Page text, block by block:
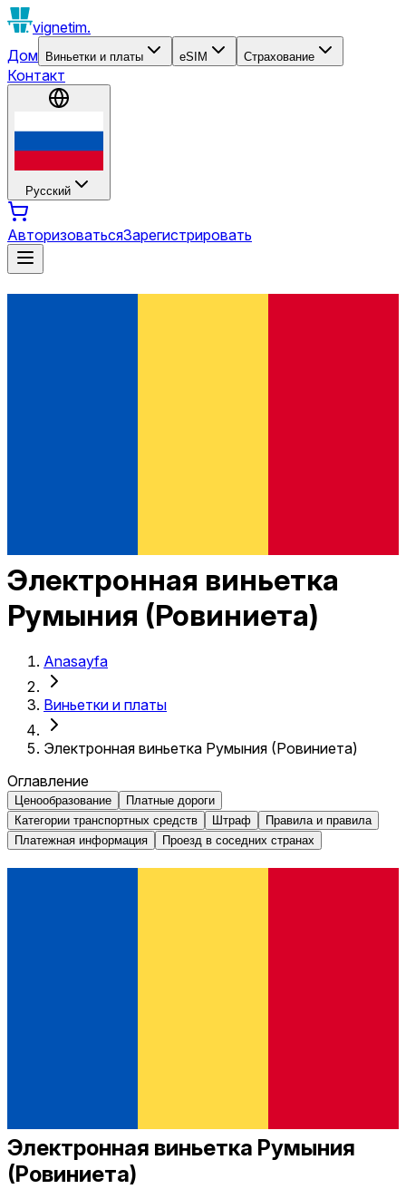
vignetim.
Дом
Виньетки и платы eSIM Страхование
Контакт
Русский
АвторизоватьсяЗарегистрировать
Электронная виньетка
Румыния (Ровиниета)
Anasayfa
Виньетки и платы
Электронная виньетка Румыния (Ровиниета)
Оглавление
Ценообразование
Платные дороги
Категории транспортных средств
Штраф
Правила и правила
Платежная информация
Проезд в соседних странах
Электронная виньетка Румыния
(Ровиниета)